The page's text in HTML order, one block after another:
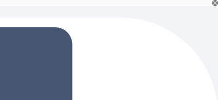
Skip